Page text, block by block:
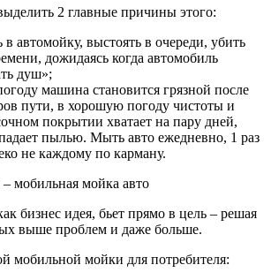
2 главные причины этого:
в автомойку, выстоять в очереди, убить
дожидаясь когда автомобиль
душ»;
машина становится грязной после
пути, в хорошую погоду чистоты и
покрытии хватает на пару дней,
пылью. Мыть авто ежедневно, 1 раз
не каждому по карману.
мобильная мойка авто
бизнес идея, бьет прямо в цель – решая
выше проблем и даже больше.
мобильной мойки для потребителя: